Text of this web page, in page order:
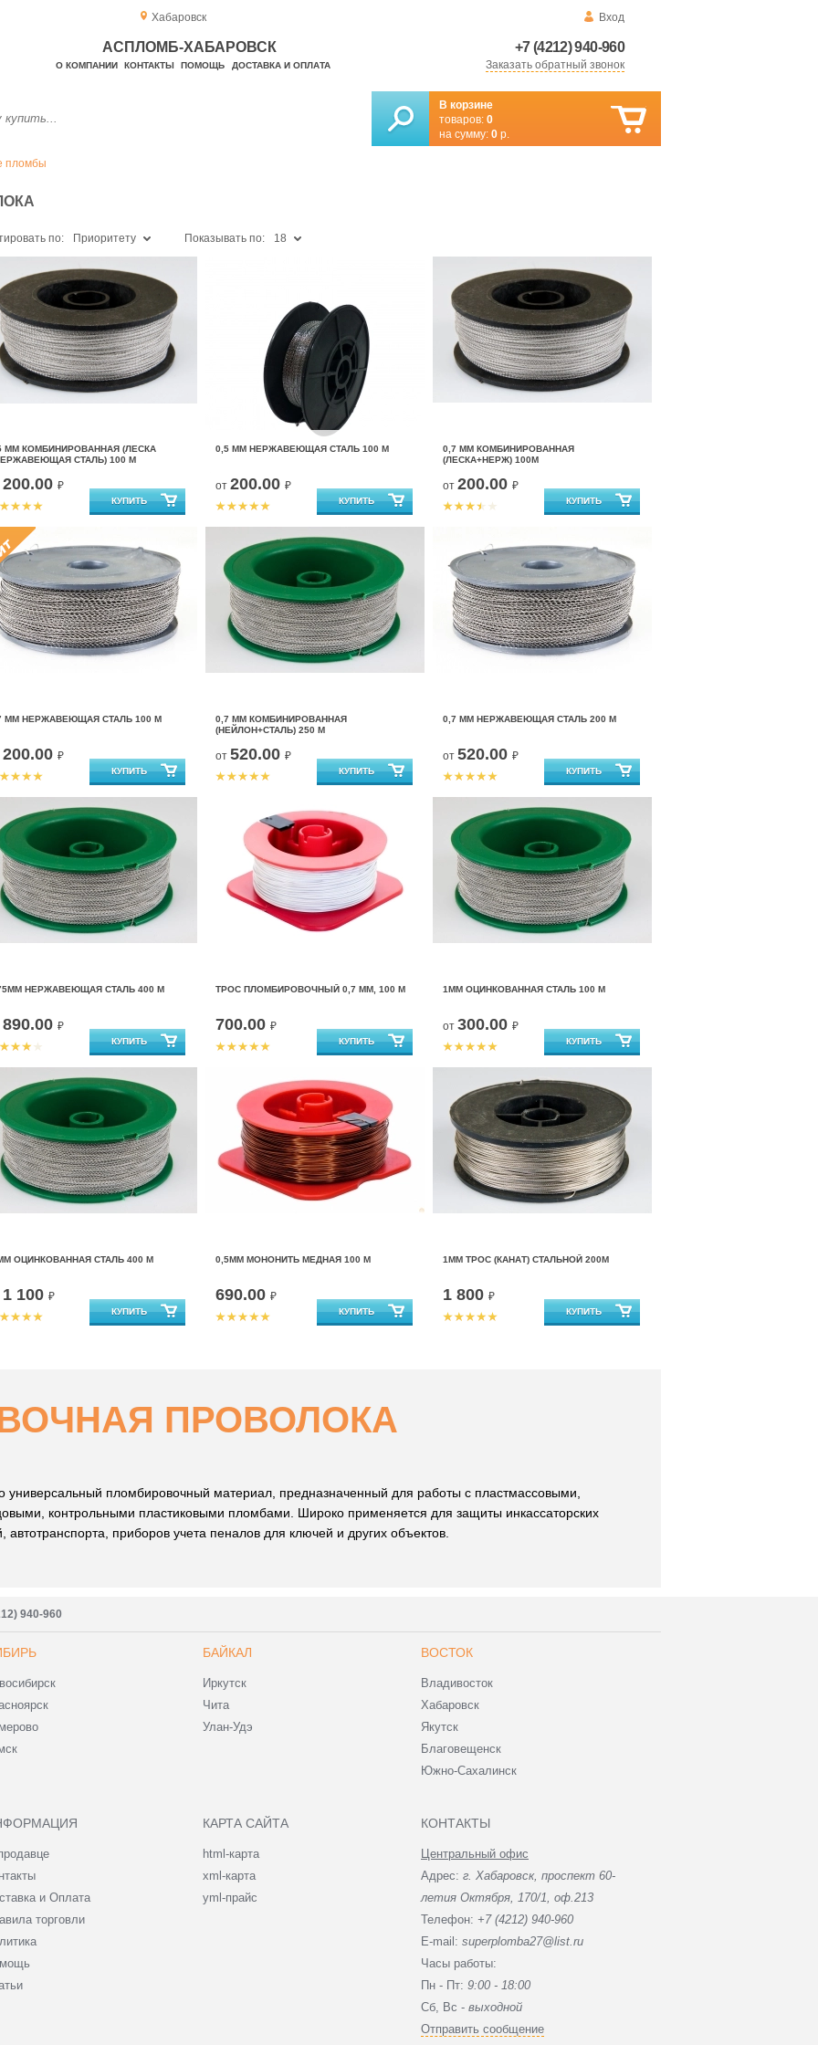
Хабаровск Вход
+7 (4212) 940-960
Заказать обратный звонок
АСПЛОМБ-ХАБАРОВСК
О КОМПАНИИ КОНТАКТЫ ПОМОЩЬ ДОСТАВКА И ОПЛАТА
В корзине
товаров: 0
на сумму: 0 р.
пломбы
по: Приоритету Показывать по: 18
ММ КОМБИНИРОВАННАЯ (ЛЕСКА
СТАЛЬ) 100 М
200.00 ₽
0,5 ММ НЕРЖАВЕЮЩАЯ СТАЛЬ 100 М
от 200.00 ₽
0,7 ММ КОМБИНИРОВАННАЯ
(ЛЕСКА+НЕРЖ) 100М
от 200.00 ₽
ММ НЕРЖАВЕЮЩАЯ СТАЛЬ 100 М
200.00 ₽
0,7 ММ КОМБИНИРОВАННАЯ
(НЕЙЛОН+СТАЛЬ) 250 М
от 520.00 ₽
0,7 ММ НЕРЖАВЕЮЩАЯ СТАЛЬ 200 М
от 520.00 ₽
НЕРЖАВЕЮЩАЯ СТАЛЬ 400 М
890.00 ₽
ТРОС ПЛОМБИРОВОЧНЫЙ 0,7 ММ, 100 М
700.00 ₽
1ММ ОЦИНКОВАННАЯ СТАЛЬ 100 М
от 300.00 ₽
ОЦИНКОВАННАЯ СТАЛЬ 400 М
1 100 ₽
0,5ММ МОНОНИТЬ МЕДНАЯ 100 М
690.00 ₽
1ММ ТРОС (КАНАТ) СТАЛЬНОЙ 200М
1 800 ₽
ПРОВОЛОКА
универсальный пломбировочный материал, предназначенный для работы с пластмассовыми,
контрольными пластиковыми пломбами. Широко применяется для защиты инкассаторских
приборов учета пеналов для ключей и других объектов.
940-960
БАЙКАЛ
Иркутск
Чита
Улан-Удэ
ВОСТОК
Владивосток
Хабаровск
Якутск
Благовещенск
Южно-Сахалинск
и Оплата
торговли
КАРТА САЙТА
html-карта
xml-карта
yml-прайс
КОНТАКТЫ
Центральный офис
Адрес: г. Хабаровск, проспект 60-
летия Октября, 170/1, оф.213
Телефон: +7 (4212) 940-960
E-mail: superplomba27@list.ru
Часы работы:
Пн - Пт: 9:00 - 18:00
Сб, Вc - выходной
Отправить сообщение